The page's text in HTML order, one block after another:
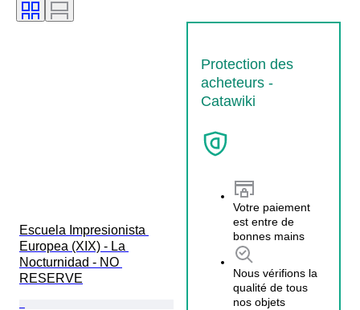
Protection des
acheteurs -
Catawiki
Votre paiement
est entre de
bonnes mains
Nous vérifions la
qualité de tous
nos objets
Escuela Impresionista
Europea (XIX) - La
Nocturnidad - NO
RESERVE